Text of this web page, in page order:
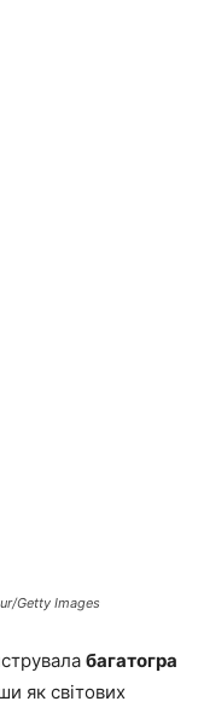
Getty Images
багатогра
як світових